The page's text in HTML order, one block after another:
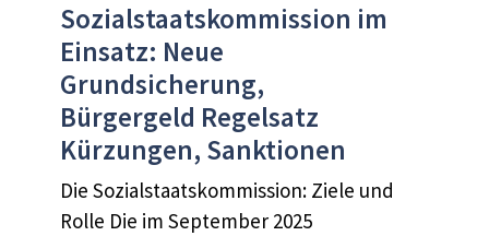
Sozialstaatskommission im
Einsatz: Neue
Grundsicherung,
Bürgergeld Regelsatz
Kürzungen, Sanktionen
Die Sozialstaatskommission: Ziele und
Rolle Die im September 2025